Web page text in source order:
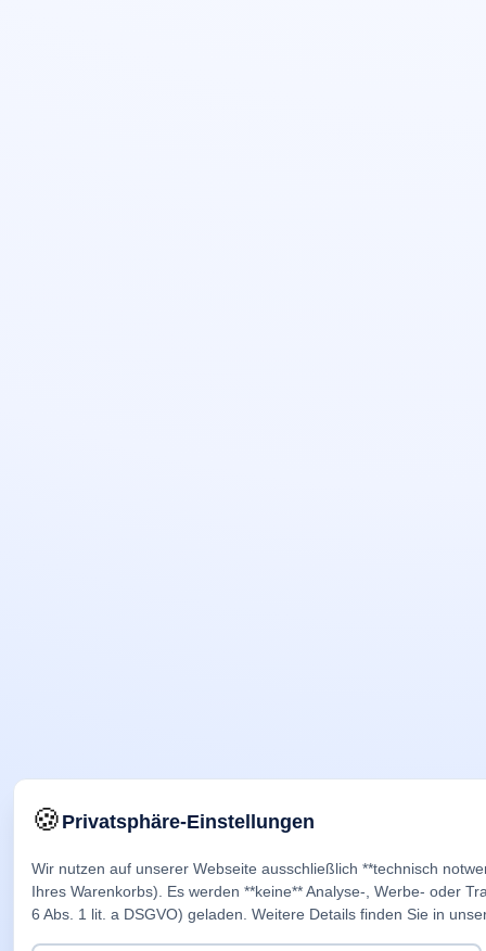
🍪Privatsphäre-Einstellungen
Wir nutzen auf unserer Webseite ausschließlich **technisch
Ihres Warenkorbs). Es werden **keine** Analyse-, Werbe- oder
6 Abs. 1 lit. a DSGVO) geladen. Weitere Details finden Sie in